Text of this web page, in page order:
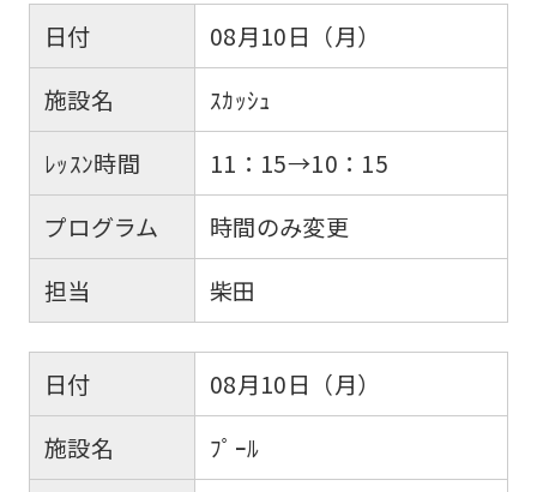
日付
08月10日（月）
施設名
ｽｶｯｼｭ
ﾚｯｽﾝ時間
11：15→10：15
プログラム
時間のみ変更
担当
柴田
日付
08月10日（月）
施設名
ﾌﾟｰﾙ